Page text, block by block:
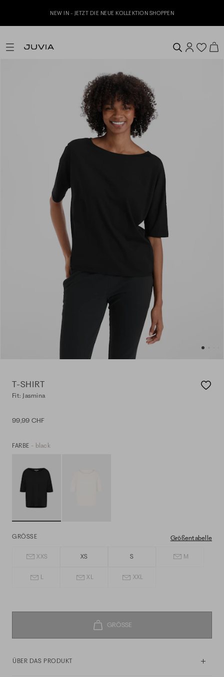
NEW IN - JETZT DIE NEUE KOLLEKTION SHOPPEN
T-SHIRT
Fit: Jasmina
99,99 CHF
FARBE - black
GRÖSSE Größentabelle
XXS XS S M
L XL XXL
ÜBER DAS PRODUKT